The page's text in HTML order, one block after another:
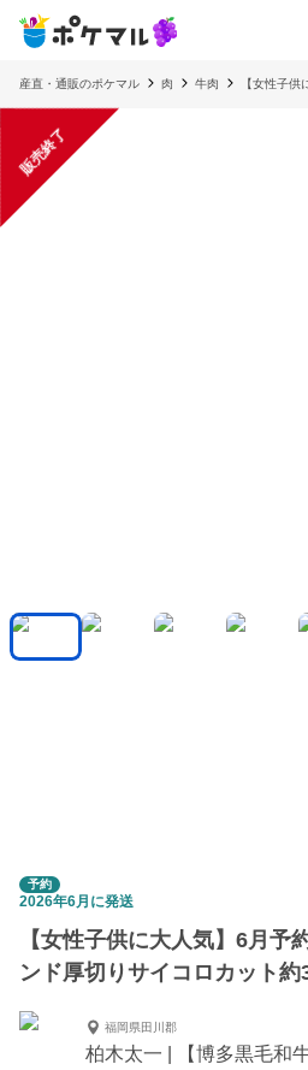
産直・通販のポケマル 肉 牛肉 【女性子
販売終了
予約
2026年6月に発送
【女性子供に大人気】6月予
ンド厚切りサイコロカット約
福岡県田川郡
柏木太一 | 【博多黒毛和